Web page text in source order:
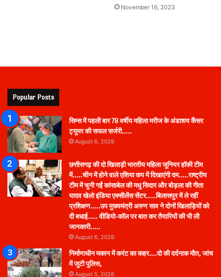
November 16, 2023
Popular Posts
सिम्स में पहली बार 78 वर्षीय महिला मरीज के अंडाशय कैंसर
ट्यूमर की सफल सर्जरी…..
August 6, 2026
छत्तीसगढ़ की दो खिलाड़ी भारतीय महिला जूनियर हॉकी टीम
में…..चीन में होने वाले एशिया कप में दिखाएंगी दम…..राष्ट्रीय
टीम में चुनी गईं कांसाबेल की मधु सिदार और बोड़ला की गीता
यादव खेलो इंडिया एक्सीलेंस सेंटर…..बिलासपुर में ले रहीं
प्रशिक्षण…..उप मुख्यमंत्री अरुण साव ने दोनों खिलाड़ियों को
दी बधाई….. वीडियो-कॉल पर बात कर तैयारियों की भी ली
जानकारी…..
August 6, 2026
निर्माणाधीन मकान में करंट का कहर….दो की दर्दनाक मौत, जांच
में जुटी पुलिस,
August 5, 2026